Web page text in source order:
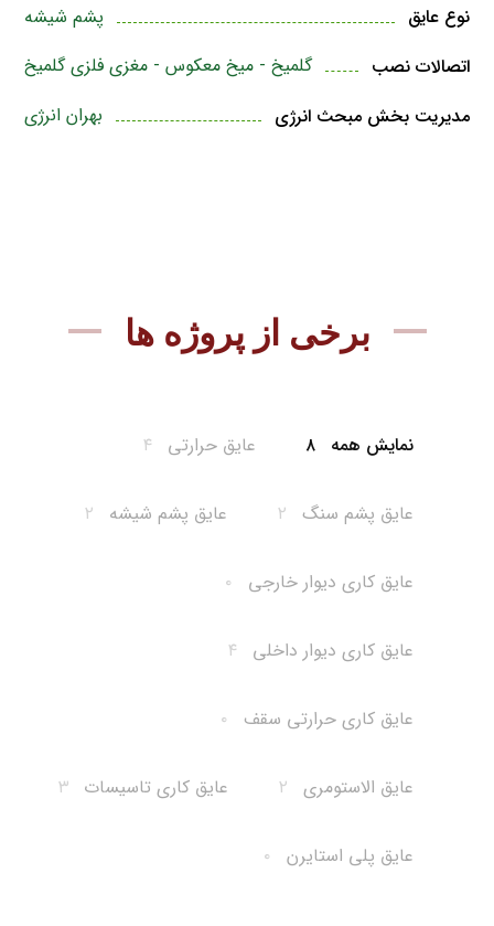
نوع عایق
پشم شیشه
اتصالات نصب
گلمیخ - میخ معکوس - مغزی فلزی گلمیخ
مدیریت بخش مبحث انرژی
بهران انرژی
برخی از پروژه ها
نمایش همه ۸ عایق حرارتی ۴
عایق پشم سنگ ۲ عایق پشم شیشه ۲
عایق کاری دیوار خارجی ۰
عایق کاری دیوار داخلی ۴
عایق کاری حرارتی سقف ۰
عایق الاستومری ۲ عایق کاری تاسیسات ۳
عایق پلی استایرن ۰